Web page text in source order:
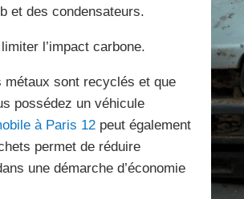
et des condensateurs.
l’impact carbone.
métaux sont recyclés et que
possédez un véhicule
à Paris 12 peut également
permet de réduire
une démarche d’économie